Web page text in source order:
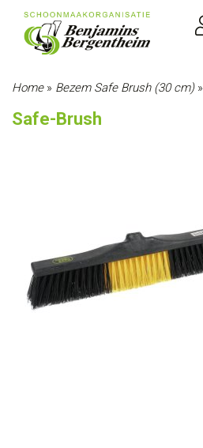
Home» Bezem Safe Brush (30 cm)»
Safe-Brush